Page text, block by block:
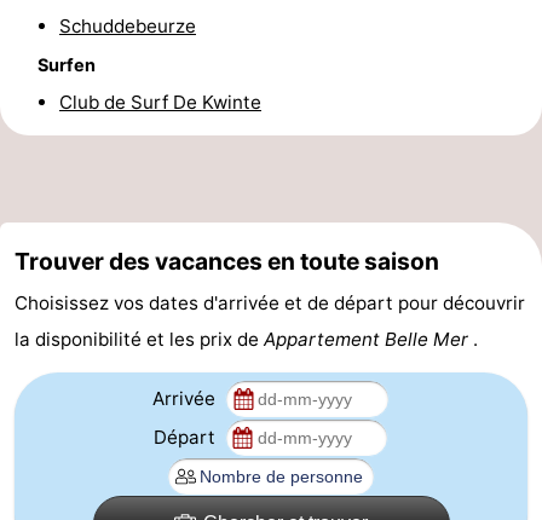
golf
Equitation
Boire
Événements
Route
-
Schuddebeurze
Surfen
Club de Surf De Kwinte
Trouver des vacances en toute saison
Choisissez vos dates d'arrivée et de départ pour découvrir
la disponibilité et les prix de Appartement Belle Mer .
Arrivée
Départ